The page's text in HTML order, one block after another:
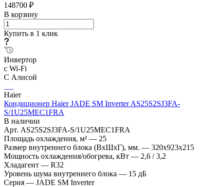
148700 ₽
В корзину
Купить в 1 клик
Инвертор
с Wi-Fi
С Алисой
Haier
Кондиционер Haier JADE SM Inverter AS25S2SJ3FA-
S/1U25MEC1FRA
В наличии
Арт. AS25S2SJ3FA-S/1U25MEC1FRA
Площадь охлаждения, м² — 25
Размер внутреннего блока (ВхШхГ), мм. — 320х923х215
Мощность охлаждения/обогрева, кВт — 2,6 / 3,2
Хладагент — R32
Уровень шума внутреннего блока — 15 дБ
Серия — JADE SM Inverter